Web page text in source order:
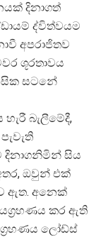
දිනාගත්
ද්විත්වයම
අපරාජිතව
ශූරතාවය
සටනේ
හැරී බැලීමේදී,
දිනාගනිමින් සිය
ඔවුන් එක්
ඇත. අනෙක්
රහණය කර ඇති
රහණය ලෝඩ්ස්